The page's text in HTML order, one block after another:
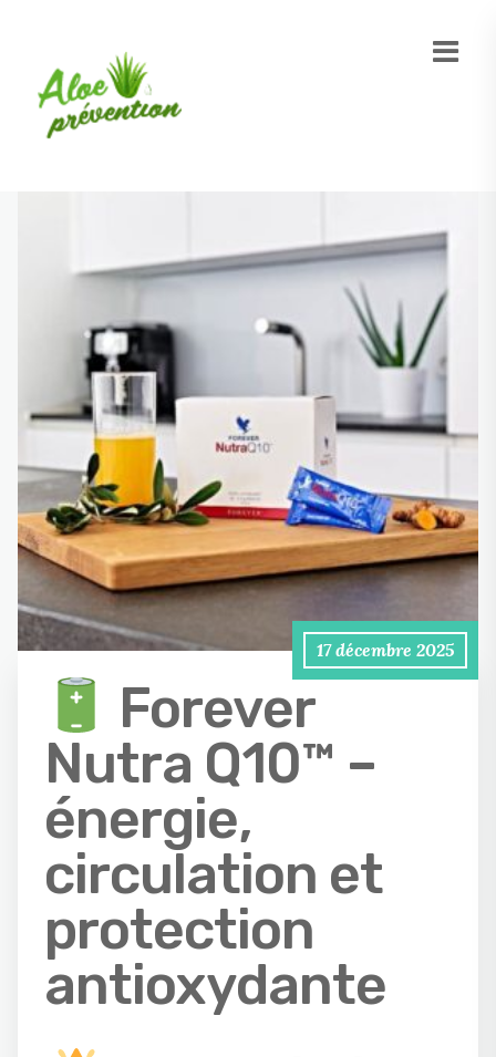
17 décembre 2025
Forever
Nutra Q10™ –
énergie,
circulation et
protection
antioxydante